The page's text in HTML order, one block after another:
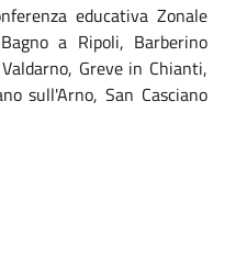
educativa Zonale
a Ripoli, Barberino
Greve in Chianti,
sull'Arno, San Casciano